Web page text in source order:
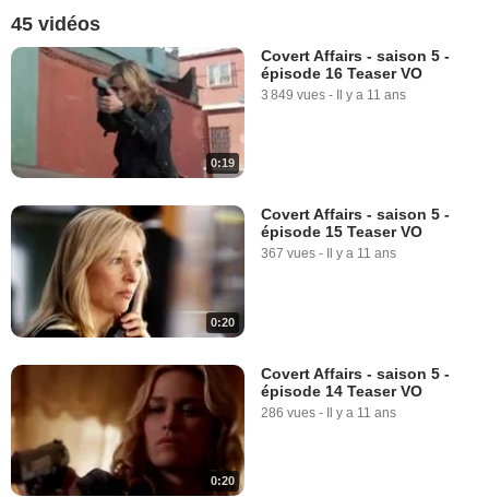
45 vidéos
0:19
Covert Affairs - saison 5 -
épisode 16 Teaser VO
3 849 vues - Il y a 11 ans
0:20
Covert Affairs - saison 5 -
épisode 15 Teaser VO
367 vues - Il y a 11 ans
0:20
Covert Affairs - saison 5 -
épisode 14 Teaser VO
286 vues - Il y a 11 ans